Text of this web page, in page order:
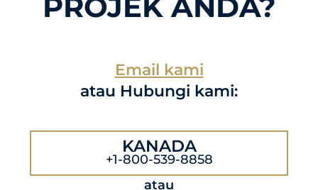
Email kami
atau Hubungi kami:
KANADA
+1-800-539-8858
atau